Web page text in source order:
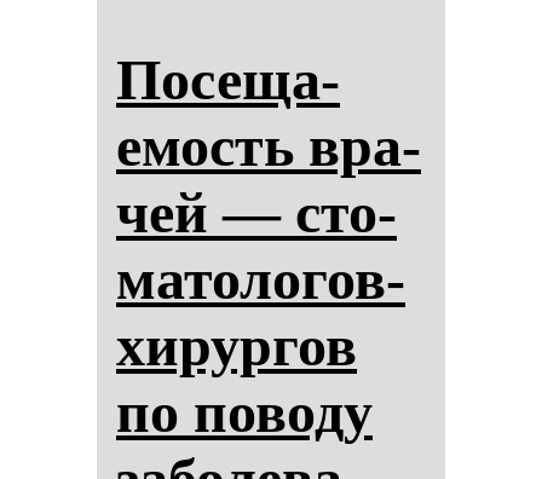
По­се­ща­
емость вра­
чей — сто­
ма­то­ло­гов-
хи­рур­гов
по по­во­ду